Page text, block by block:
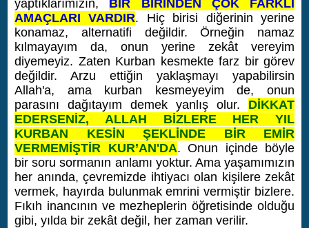
yaptıklarımızın, BİR BİRİNDEN ÇOK FARKLI
AMAÇLARI VARDIR. Hiç birisi diğerinin yerine
konamaz, alternatifi değildir. Örneğin namaz
kılmayayım da, onun yerine zekât vereyim
diyemeyiz. Zaten Kurban kesmekte farz bir görev
değildir. Arzu ettiğin yaklaşmayı yapabilirsin
Allah'a, ama kurban kesmeyeyim de, onun
parasını dağıtayım demek yanlış olur. DİKKAT
EDERSENİZ, ALLAH BİZLERE HER YIL
KURBAN KESİN ŞEKLİNDE BİR EMİR
VERMEMİŞTİR KUR’AN'DA. Onun içinde böyle
bir soru sormanın anlamı yoktur. Ama yaşamımızın
her anında, çevremizde ihtiyacı olan kişilere zekât
vermek, hayırda bulunmak emrini vermiştir bizlere.
Fıkıh inancının ve mezheplerin öğretisinde olduğu
gibi, yılda bir zekât değil, her zaman verilir.